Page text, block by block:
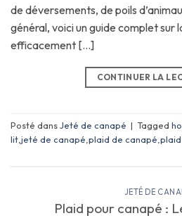
de déversements, de poils
général, voici un guide complet sur
efficacement […]
CONTINUER LA
Posté dansJeté de canapé | Tagged
lit jeté de canapé plaid de canapé
JETÉ DE
Plaid pour canapé :